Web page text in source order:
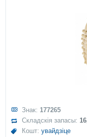
Знак: 177265
Складскія запасы:
Кошт:увайдзіце